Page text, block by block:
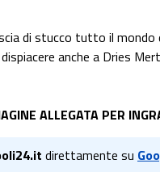
di stucco tutto il mondo
anche a Dries
ALLEGATA PER
direttamente su